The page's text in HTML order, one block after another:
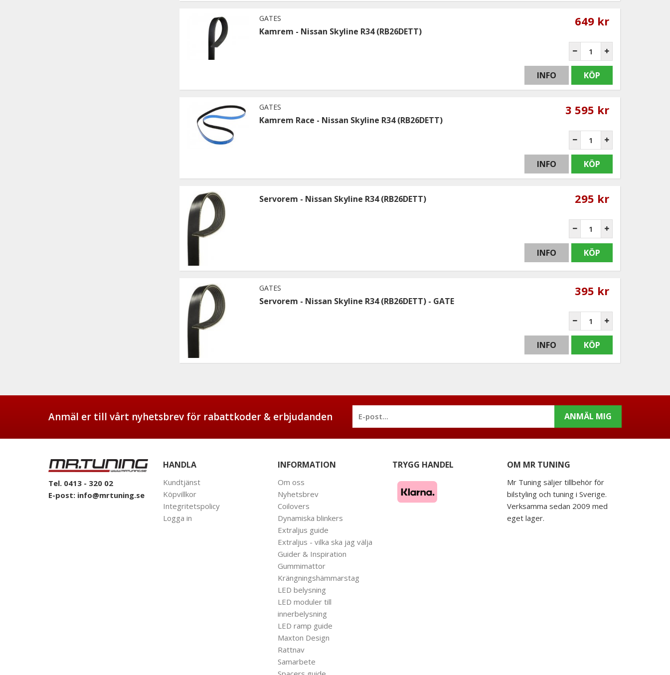
GATES
Kamrem - Nissan Skyline R34 (RB26DETT)
649 kr
INFO KÖP
GATES
Kamrem Race - Nissan Skyline R34 (RB26DETT)
3 595 kr
INFO KÖP
Servorem - Nissan Skyline R34 (RB26DETT) 295 kr
INFO KÖP
GATES
Servorem - Nissan Skyline R34 (RB26DETT) - GATE
395 kr
INFO KÖP
Anmäl er till vårt nyhetsbrev för rabattkoder & erbjudanden ANMÄL MIG
Tel. 0413 - 320 02
E-post: info@mrtuning.se
HANDLA
Kundtjänst
Köpvillkor
Integritetspolicy
Logga in
INFORMATION
Om oss
Nyhetsbrev
Coilovers
Dynamiska blinkers
Extraljus guide
Extraljus - vilka ska jag välja
Guider & Inspiration
Gummimattor
Krängningshämmarstag
LED belysning
LED moduler till
innerbelysning
LED ramp guide
Maxton Design
Rattnav
Samarbete
TRYGG HANDEL OM MR TUNING
Mr Tuning säljer tillbehör för
bilstyling och tuning i Sverige.
Verksamma sedan 2009 med
eget lager.